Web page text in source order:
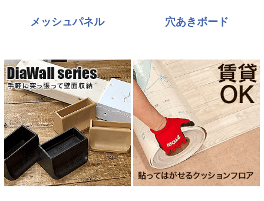
メッシュパネル 穴あきボード